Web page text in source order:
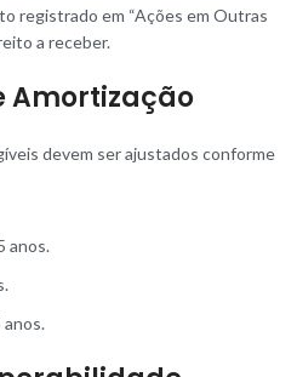
registrado em “Ações em Outras
a receber.
Amortização
devem ser ajustados conforme
anos.
anos.